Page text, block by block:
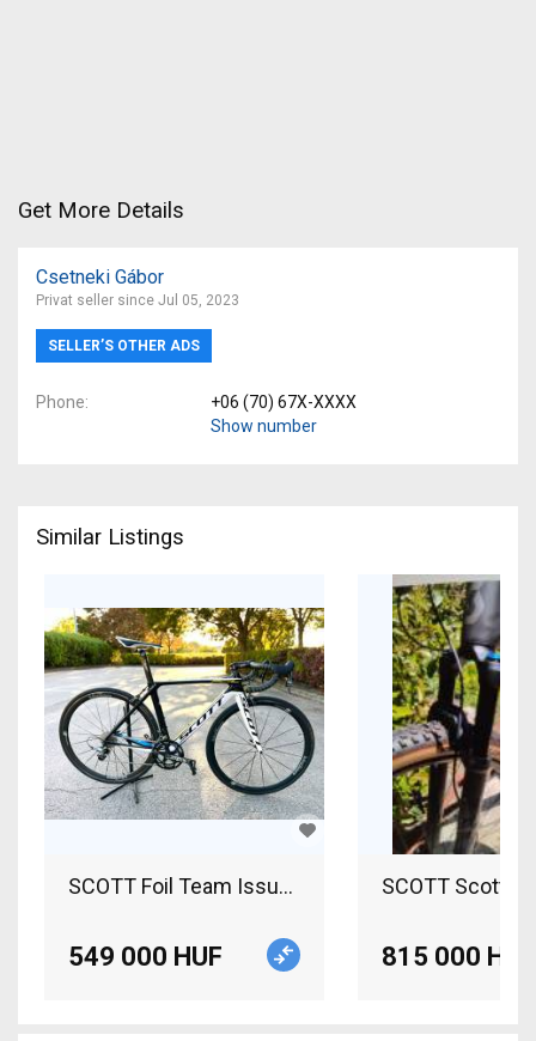
Get More Details
Csetneki Gábor
Privat seller since Jul 05, 2023
SELLER’S OTHER ADS
Phone
+06 (70) 67X-XXXX
Show number
Similar Listings
SCOTT Foil Team Issue Road bike SRAM Force
549 000 HUF 815 000 HUF